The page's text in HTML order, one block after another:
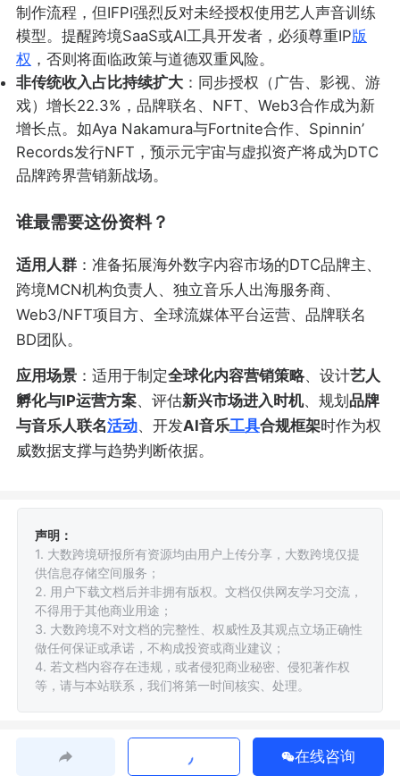
制作流程，但IFPI强烈反对未经授权使用艺人声音训练
模型。提醒跨境SaaS或AI工具开发者，必须尊重IP版
权 ，否则将面临政策与道德双重风险。
非传统收入占比持续扩大：同步授权（广告、影视、游
戏）增长22.3%，品牌联名、NFT、Web3合作成为新
增长点。如Aya Nakamura与Fortnite合作、Spinnin’
Records发行NFT，预示元宇宙与虚拟资产将成为DTC
品牌跨界营销新战场。
谁最需要这份资料？
适用人群：准备拓展海外数字内容市场的DTC品牌主、
跨境MCN机构负责人、独立音乐人出海服务商、
Web3/NFT项目方、全球流媒体平台运营、品牌联名
BD团队。
应用场景：适用于制定全球化内容营销策略、设计艺人
孵化与IP运营方案、评估新兴市场进入时机、规划 品牌
与音乐人联名活动、开发AI音乐工具合规框架时作为权
威数据支撑与趋势判断依据。
声明：
1. 大数跨境研报所有资源均由用户上传分享，大数跨境仅提
供信息存储空间服务；
2. 用户下载文档后并非拥有版权。文档仅供网友学习交流，
不得用于其他商业用途；
3. 大数跨境不对文档的完整性、权威性及其观点立场正确性
做任何保证或承诺，不构成投资或商业建议；
4. 若文档内容存在违规，或者侵犯商业秘密、侵犯著作权
等，请与本站联系，我们将第一时间核实、处理。
在线咨询